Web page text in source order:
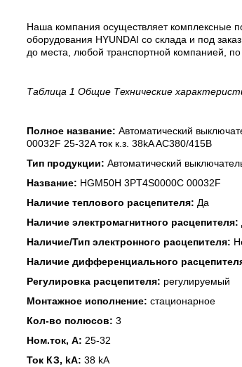
Наша компания осуществляет комплексные
оборудования HYUNDAI со склада и под
до места, любой транспортной компанией,
Таблица 1 Общие Технические
Полное название: Автоматический
00032F 25-32A ток к.з. 38kA AC380/415В
Тип продукции: Автоматический
Название: HGM50H 3PT4S0000C 00032F
Наличие теплового расцепителя: Да
Наличие электромагнитного расцепителя:
Наличие/Тип электронного расцепителя:
Наличие дифференциального
Регулировка расцепителя: регулируемый
Монтажное исполнение: стационарное
Кол-во полюсов: 3
Ном.ток, А: 25-32
Ток КЗ, kA: 38 kA